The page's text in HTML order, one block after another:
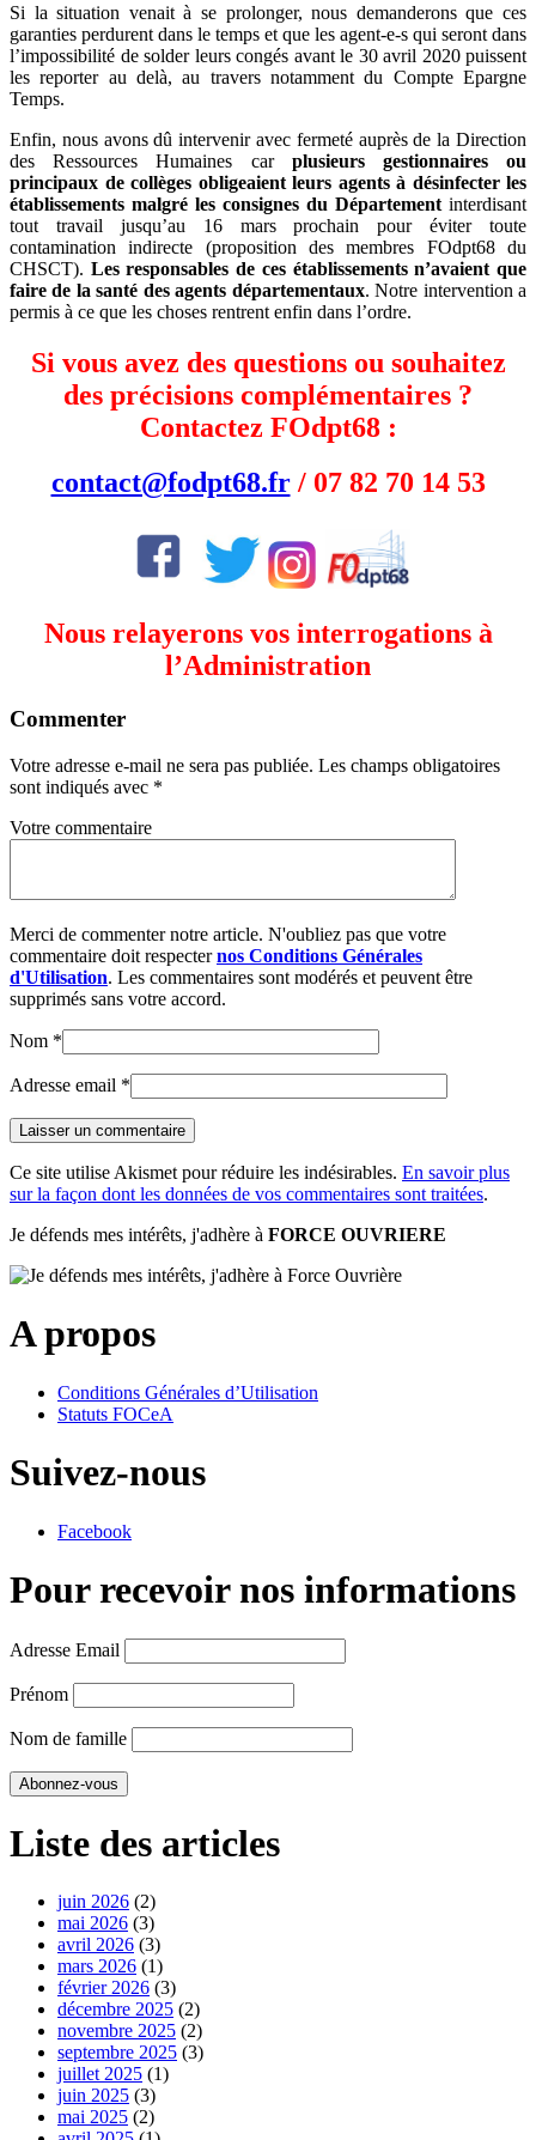
Si la situation venait à se prolonger, nous demanderons que ces
garanties perdurent dans le temps et que les agent-e-s qui seront dans
l’impossibilité de solder leurs congés avant le 30 avril 2020 puissent
les reporter au delà, au travers notamment du Compte Epargne
Temps.
Enfin, nous avons dû intervenir avec fermeté auprès de la Direction
des Ressources Humaines car plusieurs gestionnaires ou
principaux de collèges obligeaient leurs agents à désinfecter les
établissements malgré les consignes du Département interdisant
tout travail jusqu’au 16 mars prochain pour éviter toute
contamination indirecte (proposition des membres FOdpt68 du
CHSCT). Les responsables de ces établissements n’avaient que
faire de la santé des agents départementaux. Notre intervention a
permis à ce que les choses rentrent enfin dans l’ordre.
Si vous avez des questions ou souhaitez
des précisions complémentaires ?
Contactez FOdpt68 :
contact@fodpt68.fr/ 07 82 70 14 53
Nous relayerons vos interrogations à
l’Administration
Commenter
Votre adresse e-mail ne sera pas publiée. Les champs obligatoires
sont indiqués avec *
Votre commentaire
Merci de commenter notre article. N'oubliez pas que votre
commentaire doit respecternos Conditions Générales
d'Utilisation. Les commentaires sont modérés et peuvent être
supprimés sans votre accord.
Nom *
Adresse email *
Ce site utilise Akismet pour réduire les indésirables. En savoir plus
sur la façon dont les données de vos commentaires sont traitées.
Je défends mes intérêts, j'adhère à FORCE OUVRIERE
A propos
Conditions Générales d’Utilisation
Statuts FOCeA
Suivez-nous
Facebook
Pour recevoir nos informations
Adresse Email
Prénom
Nom de famille
Liste des articles
juin 2026 (2)
mai 2026 (3)
avril 2026 (3)
mars 2026 (1)
février 2026 (3)
décembre 2025 (2)
novembre 2025 (2)
septembre 2025 (3)
juillet 2025 (1)
juin 2025 (3)
mai 2025 (2)